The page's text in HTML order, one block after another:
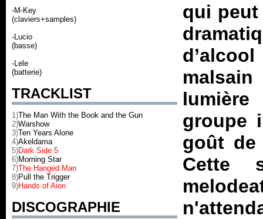
-M-Key
(claviers+samples)
-Lucio
(basse)
-Lele
(batterie)
TRACKLIST
1)The Man With the Book and the Gun
2)Warshow
3)Ten Years Alone
4)Akeldama
5)Dark Side 5
6)Morning Star
7)The Hanged Man
8)Pull the Trigger
9)Hands of Aion
DISCOGRAPHIE
qui
groupe
goût de
Cette